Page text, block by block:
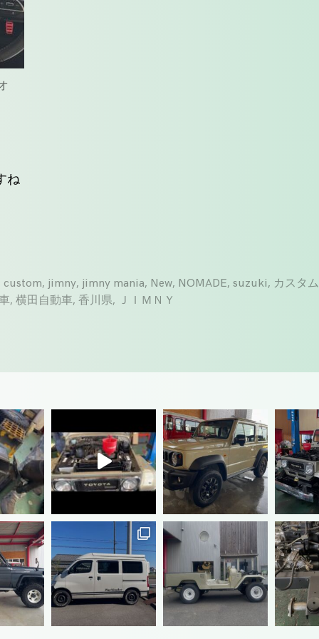
ね
custom, jimny, jimny mania, New, NOMADE,suzuki, カスタム
,横田自動車,香川県, ＪＩＭＮＹ